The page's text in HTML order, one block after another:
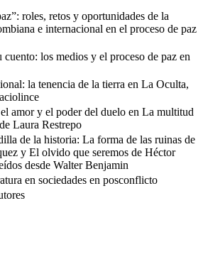
roles, retos y oportunidades de la
e internacional en el proceso de paz
cuento: los medios y el proceso de paz en
la tenencia de la tierra en La Oculta,
amor y el poder del duelo en La multitud
Laura Restrepo
de la historia: La forma de las ruinas de
y El olvido que seremos de Héctor
desde Walter Benjamin
en sociedades en posconflicto